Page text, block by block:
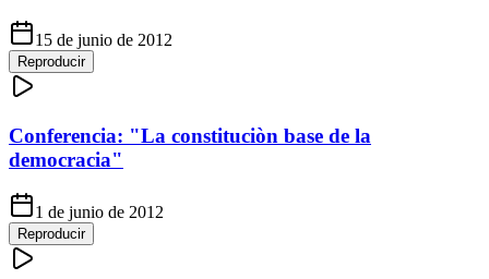
15 de junio de 2012
Reproducir
Conferencia: "La constituciòn base de la
democracia"
1 de junio de 2012
Reproducir